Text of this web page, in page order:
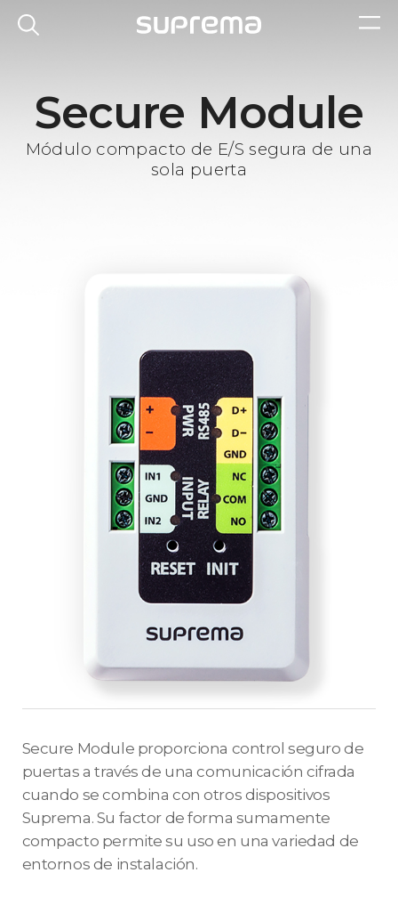
Secure Module
Módulo compacto de E/S segura de una
sola puerta
Secure Module proporciona control seguro de
puertas a través de una comunicación cifrada
cuando se combina con otros dispositivos
Suprema. Su factor de forma sumamente
compacto permite su uso en una variedad de
entornos de instalación.